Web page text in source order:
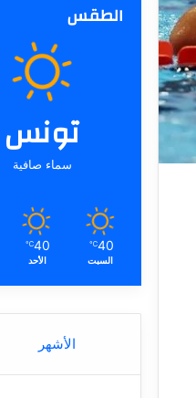
الطقس
تونس
سماء صافية
40
℃
السبت
40
℃
الأحد
الأشهر